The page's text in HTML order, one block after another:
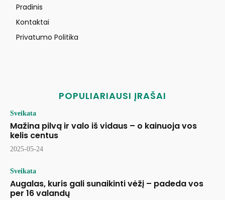
Pradinis
Kontaktai
Privatumo Politika
POPULIARIAUSI ĮRAŠAI
Sveikata
Mažina pilvą ir valo iš vidaus – o kainuoja vos
kelis centus
2025-05-24
Sveikata
Augalas, kuris gali sunaikinti vėžį – padeda vos
per 16 valandų